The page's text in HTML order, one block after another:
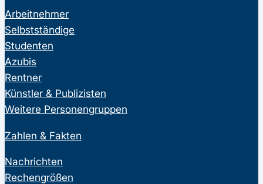
Arbeitnehmer
Selbstständige
Studenten
Azubis
Rentner
Künstler & Publizisten
Weitere Personengruppen
Zahlen & Fakten
Nachrichten
Rechengrößen